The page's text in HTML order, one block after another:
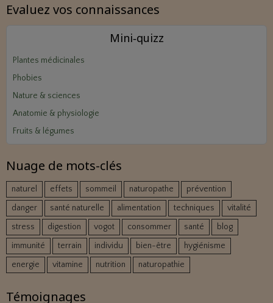
Evaluez vos connaissances
Mini‑quizz
Plantes médicinales
Phobies
Nature & sciences
Anatomie & physiologie
Fruits & légumes
Nuage de mots-clés
naturel effets sommeil naturopathe
prévention
danger
santé naturelle alimentation techniques
vitalité
stress
digestion vogot consommer santé
blog
immunité
terrain individu bien-être
hygiénisme
energie
vitamine nutrition naturopathie
Témoignages